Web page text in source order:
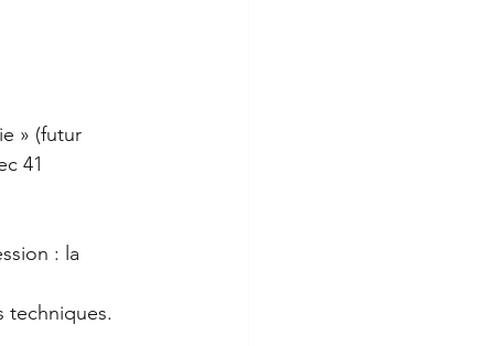
» (futur
41
: la
techniques.